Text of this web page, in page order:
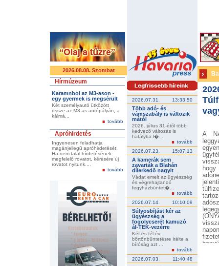
2026.08.08. Szombat
Hírmúzeum
Karamnbol az M3-ason -
egy gyermek is megsérült
Két személyautó ütközött
össze az M3-as autópályán, a
kálmá...
tovább
Apróhirdetés
Ingyenesen feladhatja
magánjellegű apróhirdetését.
Ha nem talál hírdetésének
megfelelő rovatot, kérésére új
rovatot nyitunk....
tovább
2026.07.31. 13:33:50
Több adó- és
vámszabály is változik
mától
2026. július 31-étõl több
kedvezõ változás is
hatályba l�...
tovább
2026.07.23.
15:07:13
A kamerák sem
zavarták a Blahán
dílerkedõ nagyit
Vádat emelt az ügyészség
és végrehajtandó
fegyházbüntet�...
tovább
2026.07.14.
10:10:09
Súlyosbítást kér az
ügyészség a
fogolycserét kamuzó
ál-TEK-vezérre
Két és fél év
börtönbüntetésre ítélte a
bíróság azt ...
tovább
2026.07.03.
11:40:48
A